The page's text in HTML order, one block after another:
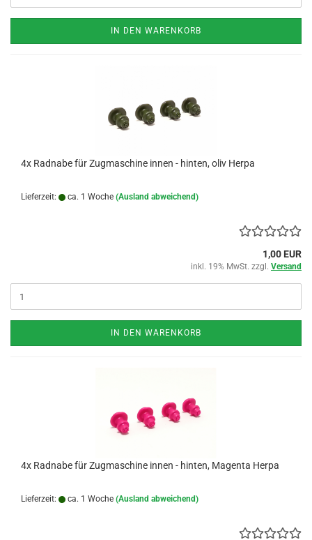
IN DEN WARENKORB
4x Radnabe für Zugmaschine innen - hinten, oliv Herpa
Lieferzeit: ca. 1 Woche (Ausland abweichend)
1,00 EUR
inkl. 19% MwSt. zzgl. Versand
IN DEN WARENKORB
4x Radnabe für Zugmaschine innen - hinten, Magenta Herpa
Lieferzeit: ca. 1 Woche (Ausland abweichend)